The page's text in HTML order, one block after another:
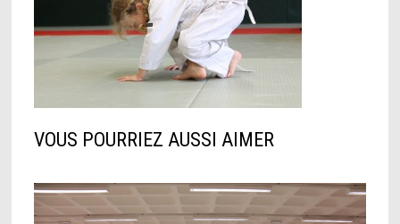
VOUS POURRIEZ AUSSI AIMER